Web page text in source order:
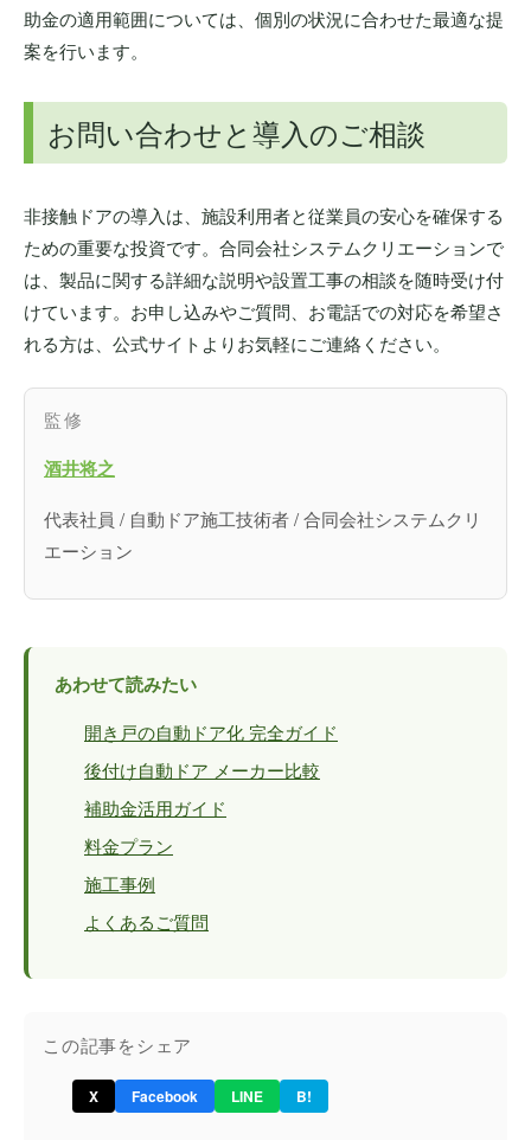
助金の適用範囲については、個別の状況に合わせた最適な提
案を行います。
お問い合わせと導入のご相談
非接触ドアの導入は、施設利用者と従業員の安心を確保する
ための重要な投資です。合同会社システムクリエーションで
は、製品に関する詳細な説明や設置工事の相談を随時受け付
けています。お申し込みやご質問、お電話での対応を希望さ
れる方は、公式サイトよりお気軽にご連絡ください。
監修
酒井将之
代表社員 / 自動ドア施工技術者 / 合同会社システムクリ
エーション
あわせて読みたい
開き戸の自動ドア化 完全ガイド
後付け自動ドア メーカー比較
補助金活用ガイド
料金プラン
施工事例
よくあるご質問
この記事をシェア
X Facebook LINE B!